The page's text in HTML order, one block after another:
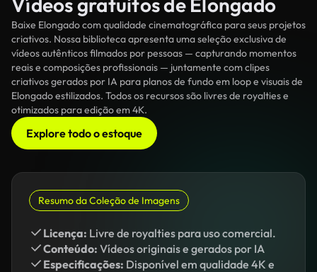
Baixe Elongado com qualidade cinematográfica para seus projetos
criativos. Nossa biblioteca apresenta uma seleção exclusiva de
vídeos autênticos filmados por pessoas — capturando momentos
reais e composições profissionais — juntamente com clipes
criativos gerados por IA para planos de fundo em loop e visuais de
Elongado estilizados. Todos os recursos são livres de royalties e
otimizados para edição em 4K.
Explore todo o estoque
Resumo da Coleção de Imagens
Licença: Livre de royalties para uso comercial.
Conteúdo: Vídeos originais e gerados por IA
Especificações: Disponível em qualidade 4K e